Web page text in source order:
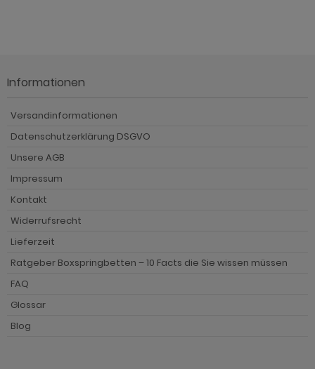
Informationen
Versandinformationen
Datenschutzerklärung DSGVO
Unsere AGB
Impressum
Kontakt
Widerrufsrecht
Lieferzeit
Ratgeber Boxspringbetten – 10 Facts die Sie wissen müssen
FAQ
Glossar
Blog